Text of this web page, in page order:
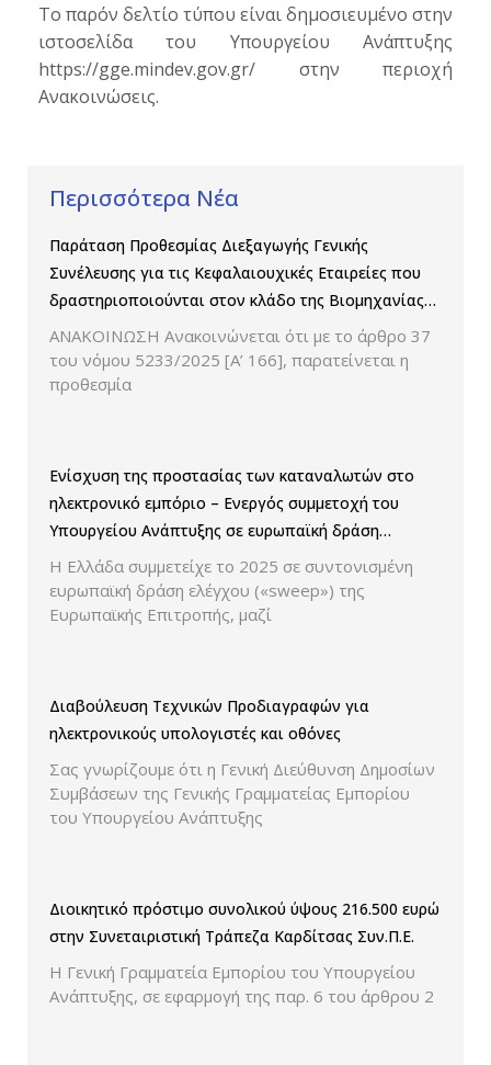
Το παρόν δελτίο τύπου είναι δημοσιευμένο στην
ιστοσελίδα του Υπουργείου Ανάπτυξης
https://gge.mindev.gov.gr/ στην περιοχή
Ανακοινώσεις.
Περισσότερα Νέα
Παράταση Προθεσμίας Διεξαγωγής Γενικής
Συνέλευσης για τις Κεφαλαιουχικές Εταιρείες που
δραστηριοποιούνται στον κλάδο της Βιομηχανίας
Παραγωγής και Εμπορίας Φαρμάκων
ΑΝΑΚΟΙΝΩΣΗ Ανακοινώνεται ότι με το άρθρο 37
του νόμου 5233/2025 [Α’ 166], παρατείνεται η
προθεσμία
Ενίσχυση της προστασίας των καταναλωτών στο
ηλεκτρονικό εμπόριο – Ενεργός συμμετοχή του
Υπουργείου Ανάπτυξης σε ευρωπαϊκή δράση
ελέγχου παρουσίασης των τιμών και των
εκπτώσεων.
Η Ελλάδα συμμετείχε το 2025 σε συντονισμένη
ευρωπαϊκή δράση ελέγχου («sweep») της
Ευρωπαϊκής Επιτροπής, μαζί
Διαβούλευση Τεχνικών Προδιαγραφών για
ηλεκτρονικούς υπολογιστές και οθόνες
Σας γνωρίζουμε ότι η Γενική Διεύθυνση Δημοσίων
Συμβάσεων της Γενικής Γραμματείας Εμπορίου
του Υπουργείου Ανάπτυξης
Διοικητικό πρόστιμο συνολικού ύψους 216.500 ευρώ
στην Συνεταιριστική Τράπεζα Καρδίτσας Συν.Π.Ε.
Η Γενική Γραμματεία Εμπορίου του Υπουργείου
Ανάπτυξης, σε εφαρμογή της παρ. 6 του άρθρου 2